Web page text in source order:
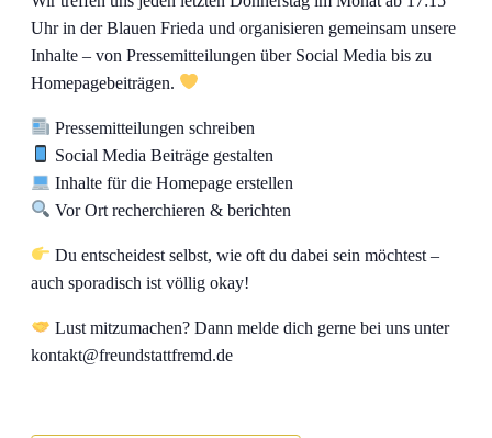
Uhr in der Blauen Frieda und organisieren gemeinsam unsere
Inhalte – von Pressemitteilungen über Social Media bis zu
Homepagebeiträgen.
Pressemitteilungen schreiben
Social Media Beiträge gestalten
Inhalte für die Homepage erstellen
Vor Ort recherchieren & berichten
Du entscheidest selbst, wie oft du dabei sein möchtest –
auch sporadisch ist völlig okay!
Lust mitzumachen? Dann melde dich gerne bei uns unter
kontakt@freundstattfremd.de